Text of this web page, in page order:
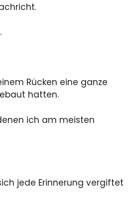
Rücken eine ganze
hatten.
ich am meisten
jede Erinnerung vergiftet